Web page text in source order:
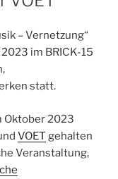
– Vernetzung“
im BRICK-15
statt.
Oktober 2023
VOET gehalten
Veranstaltung,